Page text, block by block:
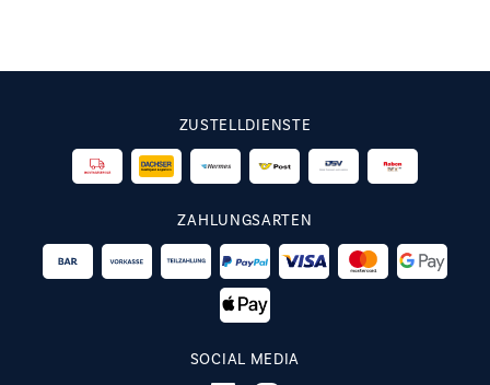
ZUSTELLDIENSTE
ZAHLUNGSARTEN
SOCIAL MEDIA